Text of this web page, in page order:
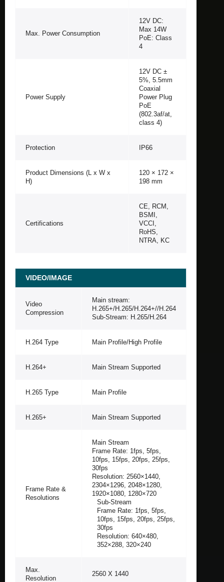
Max. Power Consumption
12V DC:
Max 14W
PoE: Class
4
Power Supply
12V DC ±
5%, 5.5mm
Coaxial
Power Plug
PoE
(802.3af/at,
class 4)
Protection IP66
Product Dimensions (L x W x
H)
120 × 172 ×
198 mm
Certifications
CE, RCM,
BSMI,
VCCI,
RoHS,
NTRA, KC
VIDEO/IMAGE
Video
Compression
Main stream:
H.265+/H.265/H.264+//H.264
Sub-Stream: H.265/H.264
H.264 Type Main Profile/High Profile
H.264+ Main Stream Supported
H.265 Type Main Profile
H.265+ Main Stream Supported
Frame Rate &
Resolutions
Main Stream
Frame Rate: 1fps, 5fps,
10fps, 15fps, 20fps, 25fps,
30fps
Resolution: 2560×1440,
2304×1296, 2048×1280,
1920×1080, 1280×720
Sub-Stream
Frame Rate: 1fps, 5fps,
10fps, 15fps, 20fps, 25fps,
30fps
Resolution: 640×480,
352×288, 320×240
Max.
Resolution
2560 X 1440